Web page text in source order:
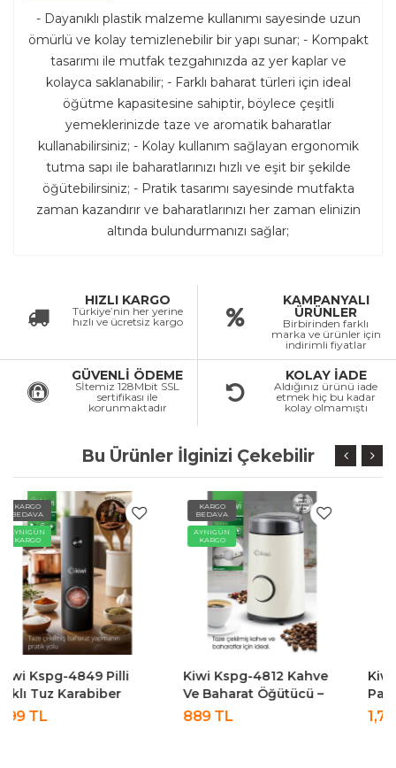
- Dayanıklı plastik malzeme kullanımı sayesinde uzun
ömürlü ve kolay temizlenebilir bir yapı sunar; - Kompakt
tasarımı ile mutfak tezgahınızda az yer kaplar ve
kolayca saklanabilir; - Farklı baharat türleri için ideal
öğütme kapasitesine sahiptir, böylece çeşitli
yemeklerinizde taze ve aromatik baharatlar
kullanabilirsiniz; - Kolay kullanım sağlayan ergonomik
tutma sapı ile baharatlarınızı hızlı ve eşit bir şekilde
öğütebilirsiniz; - Pratik tasarımı sayesinde mutfakta
zaman kazandırır ve baharatlarınızı her zaman elinizin
altında bulundurmanızı sağlar;
HIZLI KARGO
Türkiye’nin her yerine
hızlı ve ücretsiz kargo
KAMPANYALI
ÜRÜNLER
Birbirinden farklı
marka ve ürünler için
indirimli fiyatlar
GÜVENLİ ÖDEME
Sİtemiz 128Mbit SSL
sertifikası ile
korunmaktadır
KOLAY İADE
Aldığınız ürünü iade
etmek hiç bu kadar
kolay olmamıştı
Bu Ürünler İlginizi Çekebilir
KARGO
BEDAVA
AYNIGÜN
KARGO
Kiwi Kspg-4812 Kahve
Ve Baharat Öğütücü –
50g Kapasiteli,
889 TL
KARGO
BEDAVA
AYNIGÜN
KARGO
Kiwi Kspg-4852 Şarjlı
Paslanmaz Çelik Tuz
Karabiber Değirmeni
1,769 TL